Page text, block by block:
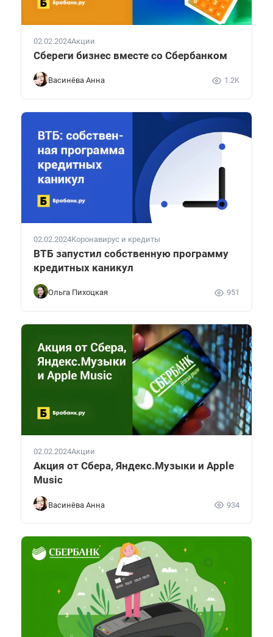
02.02.2024Акции
Сбереги бизнес вместе со Сбербанком
Васинёва Анна 1.2K
02.02.2024Коронавирус и кредиты
ВТБ запустил собственную программу
кредитных каникул
Ольга Пихоцкая 951
02.02.2024Акции
Акция от Сбера, Яндекс.Музыки и Apple
Music
Васинёва Анна 934